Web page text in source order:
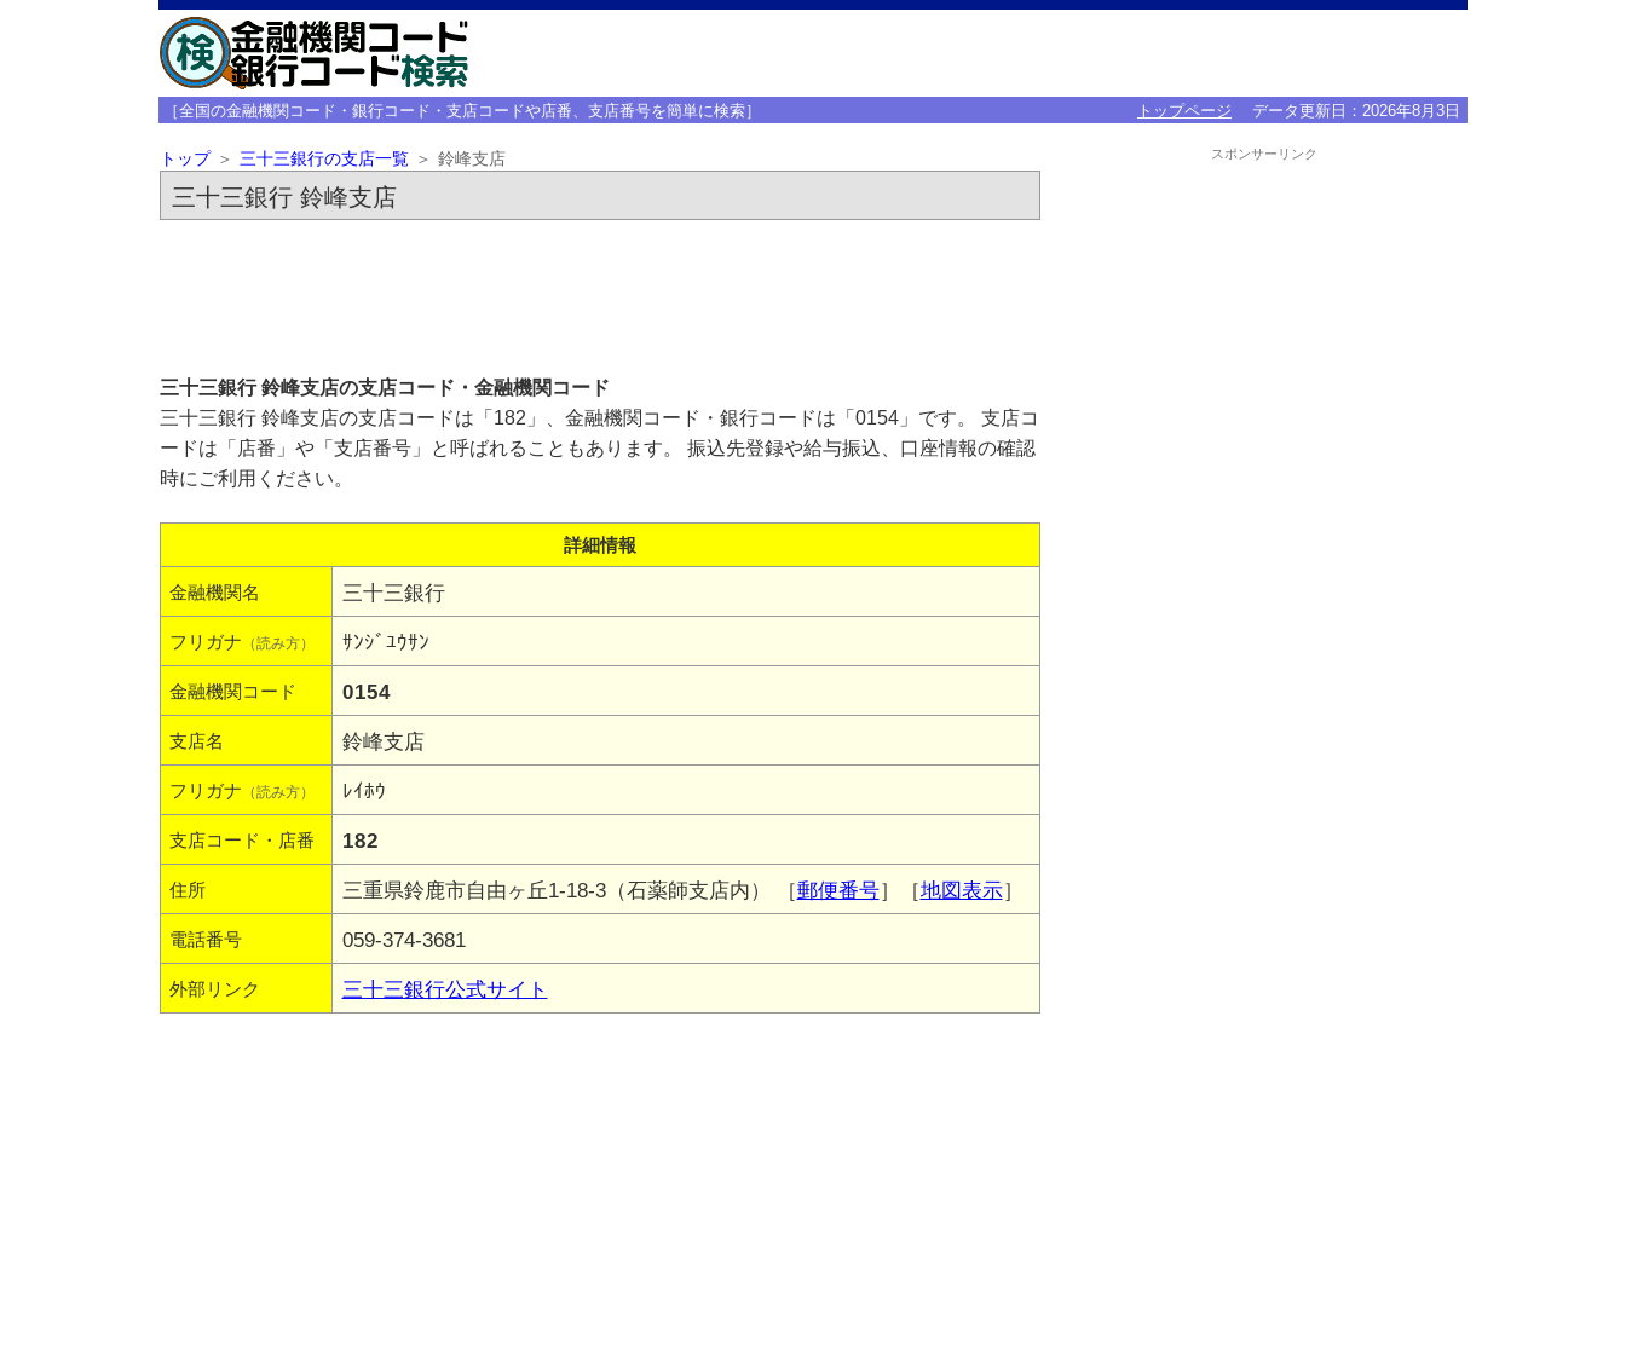
［全国の金融機関コード・銀行コード・支店コードや店番、支店番号を簡単に検索］ トップページ データ更新日： 2026年8月3日
トップ 三十三銀行の支店一覧 鈴峰支店
三十三銀行 鈴峰支店
三十三銀行 鈴峰支店の支店コード・金融機関コード
三十三銀行 鈴峰支店の支店コードは「182」、金融機関コード・銀行コードは「0154」です。 支店コ
ードは「店番」や「支店番号」と呼ばれることもあります。 振込先登録や給与振込、口座情報の確認
時にご利用ください。
詳細情報
金融機関名 三十三銀行
フリガナ （読み方） ｻﾝｼﾞﾕｳｻﾝ
金融機関コード 0154
支店名 鈴峰支店
フリガナ （読み方） ﾚｲﾎｳ
支店コード・店番 182
住所 三重県鈴鹿市自由ヶ丘1-18-3（石薬師支店内） ［郵便番号］［地図表示］
電話番号 059-374-3681
外部リンク 三十三銀行公式サイト
スポンサーリンク